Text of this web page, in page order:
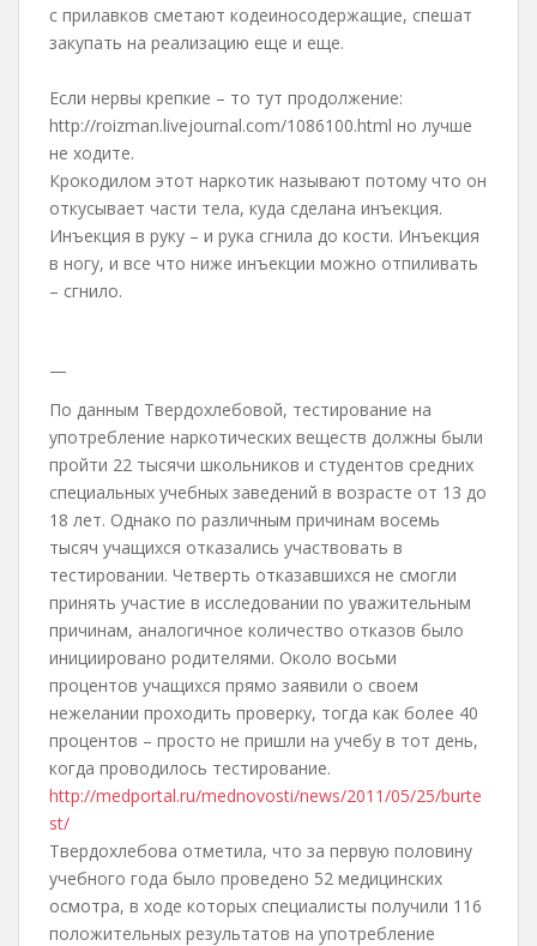
с прилавков сметают кодеиносодержащие, спешат
закупать на реализацию еще и еще.
Если нервы крепкие – то тут продолжение:
http://roizman.livejournal.com/1086100.html но лучше
не ходите.
Крокодилом этот наркотик называют потому что он
откусывает части тела, куда сделана инъекция.
Инъекция в руку – и рука сгнила до кости. Инъекция
в ногу, и все что ниже инъекции можно отпиливать
– сгнило.
—
По данным Твердохлебовой, тестирование на
употребление наркотических веществ должны были
пройти 22 тысячи школьников и студентов средних
специальных учебных заведений в возрасте от 13 до
18 лет. Однако по различным причинам восемь
тысяч учащихся отказались участвовать в
тестировании. Четверть отказавшихся не смогли
принять участие в исследовании по уважительным
причинам, аналогичное количество отказов было
инициировано родителями. Около восьми
процентов учащихся прямо заявили о своем
нежелании проходить проверку, тогда как более 40
процентов – просто не пришли на учебу в тот день,
когда проводилось тестирование.
http://medportal.ru/mednovosti/news/2011/05/25/burte
st/
Твердохлебова отметила, что за первую половину
учебного года было проведено 52 медицинских
осмотра, в ходе которых специалисты получили 116
положительных результатов на употребление